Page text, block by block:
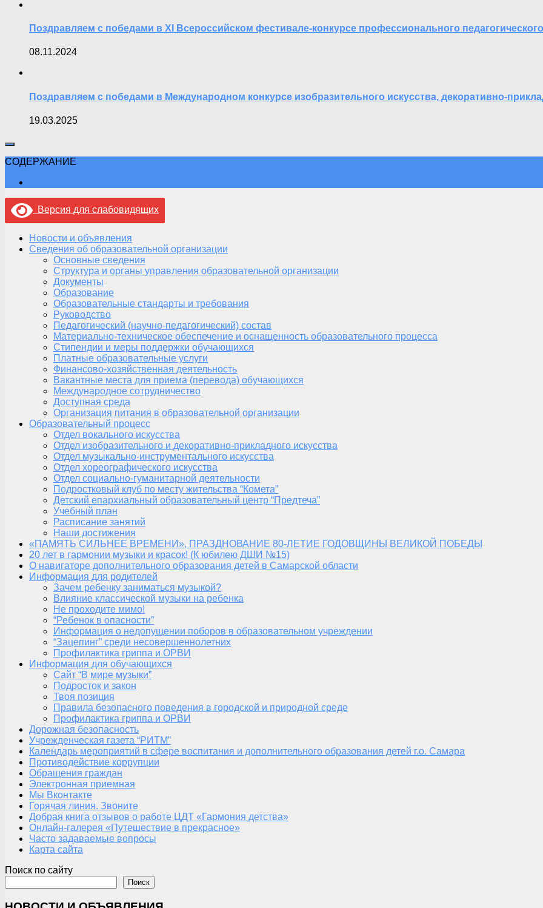
Поздравляем с победами в XI Всероссийском фестивале-конкурсе профессионального
08.11.2024
Поздравляем с победами в Международном конкурсе изобразительного искусства, декоративно-
19.03.2025
СОДЕРЖАНИЕ
Версия для слабовидящих
Новости и объявления
Сведения об образовательной организации
Основные сведения
Структура и органы управления образовательной организации
Документы
Образование
Образовательные стандарты и требования
Руководство
Педагогический (научно-педагогический) состав
Материально-техническое обеспечение и оснащенность образовательного процесса
Стипендии и меры поддержки обучающихся
Платные образовательные услуги
Финансово-хозяйственная деятельность
Вакантные места для приема (перевода) обучающихся
Международное сотрудничество
Доступная среда
Организация питания в образовательной организации
Образовательный процесс
Отдел вокального искусства
Отдел изобразительного и декоративно-прикладного искусства
Отдел музыкально-инструментального искусства
Отдел хореографического искусства
Отдел социально-гуманитарной деятельности
Подростковый клуб по месту жительства “Комета”
Детский епархиальный образовательный центр “Предтеча”
Учебный план
Расписание занятий
Наши достижения
«ПАМЯТЬ СИЛЬНЕЕ ВРЕМЕНИ», ПРАЗДНОВАНИЕ 80-ЛЕТИЕ ГОДОВЩИНЫ ВЕЛИКОЙ ПОБЕДЫ
20 лет в гармонии музыки и красок! (К юбилею ДШИ №15)
О навигаторе дополнительного образования детей в Самарской области
Информация для родителей
Зачем ребенку заниматься музыкой?
Влияние классической музыки на ребенка
Не проходите мимо!
“Ребенок в опасности”
Информация о недопущении поборов в образовательном учреждении
“Зацепинг” среди несовершеннолетних
Профилактика гриппа и ОРВИ
Информация для обучающихся
Сайт “В мире музыки”
Подросток и закон
Твоя позиция
Правила безопасного поведения в городской и природной среде
Профилактика гриппа и ОРВИ
Дорожная безопасность
Учрежденческая газета “РИТМ”
Календарь мероприятий в сфере воспитания и дополнительного образования детей г.о. Самара
Противодействие коррупции
Обращения граждан
Электронная приемная
Мы Вконтакте
Горячая линия. Звоните
Добрая книга отзывов о работе ЦДТ «Гармония детства»
Онлайн-галерея «Путешествие в прекрасное»
Часто задаваемые вопросы
Карта сайта
Поиск по сайту
Поиск